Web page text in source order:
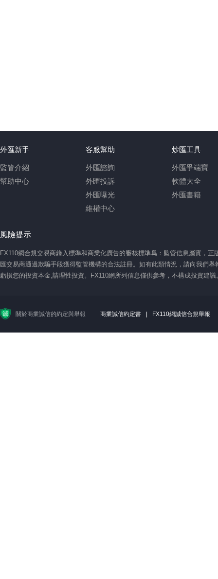
外匯新手
監管介紹
幫助中心
客服幫助
外匯諮詢
外匯投訴
外匯曝光
維權中心
炒匯工具
外匯爭端寶
軟體大全
外匯書籍
風險提示
FX110網合規交易商錄入標準和商業化廣告的審核標準爲：監管信息屬實，
匯交易商通過欺騙手段獲得監管機構的合法註冊。如有此類情況，請向我們
虧損您的投資本金,請理性投資。FX110網所列信息僅供參考，不構成投資建
關於商業誠信的約定與舉報 商業誠信約定書 | FX110網誠信合規舉報